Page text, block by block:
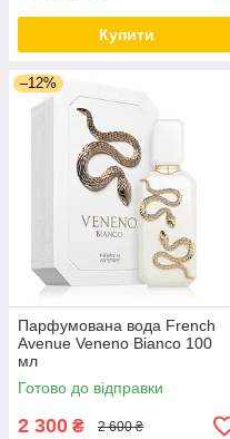
Купити
–12%
Парфумована вода French
Avenue Veneno Bianco 100
мл
Готово до відправки
2 300 ₴ 2 600 ₴